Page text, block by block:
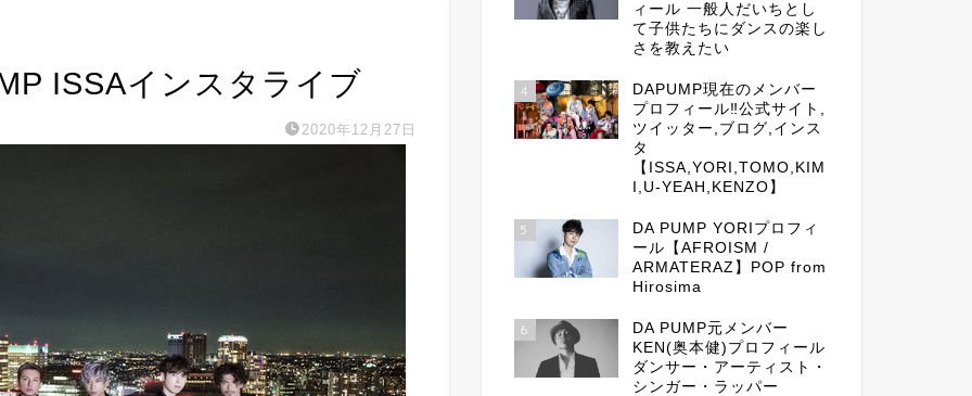
ISSAインスタライブ
2020年12月27日
ィール 一般人だいちとし
て子供たちにダンスの楽し
さを教えたい
4
DAPUMP現在のメンバー
プロフィール‼公式サイト,
ツイッター,ブログ,インス
タ
【ISSA,YORI,TOMO,KIM
I,U-YEAH,KENZO】
5
DA PUMP YORIプロフィ
ール【AFROISM /
ARMATERAZ】POP from
Hirosima
6
DA PUMP元メンバー
KEN(奥本健)プロフィール
ダンサー・アーティスト・
シンガー・ラッパー